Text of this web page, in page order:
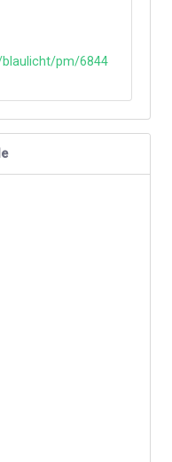
blaulicht/pm/6844